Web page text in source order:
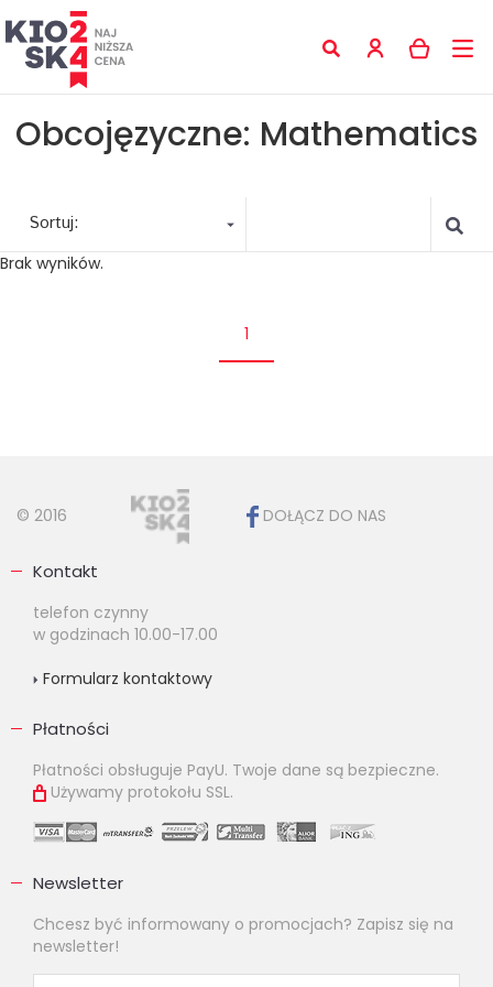
Obcojęzyczne: Mathematics
Sortuj:
Brak wyników.
1
© 2016 DOŁĄCZ DO NAS
Kontakt
telefon czynny
w godzinach 10.00-17.00
Formularz kontaktowy
Płatności
Płatności obsługuje PayU. Twoje dane są bezpieczne.
Używamy protokołu SSL.
Newsletter
Chcesz być informowany o promocjach? Zapisz się na
newsletter!